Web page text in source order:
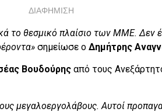
ΔΙΑΦΗΜΙΣΗ
το θεσμικό πλαίσιο των ΜΜΕ. Δεν
σημείωσε ο Δημήτρης
Βουδούρηςαπό τους
μεγαλοεργολάβους. Αυτοί